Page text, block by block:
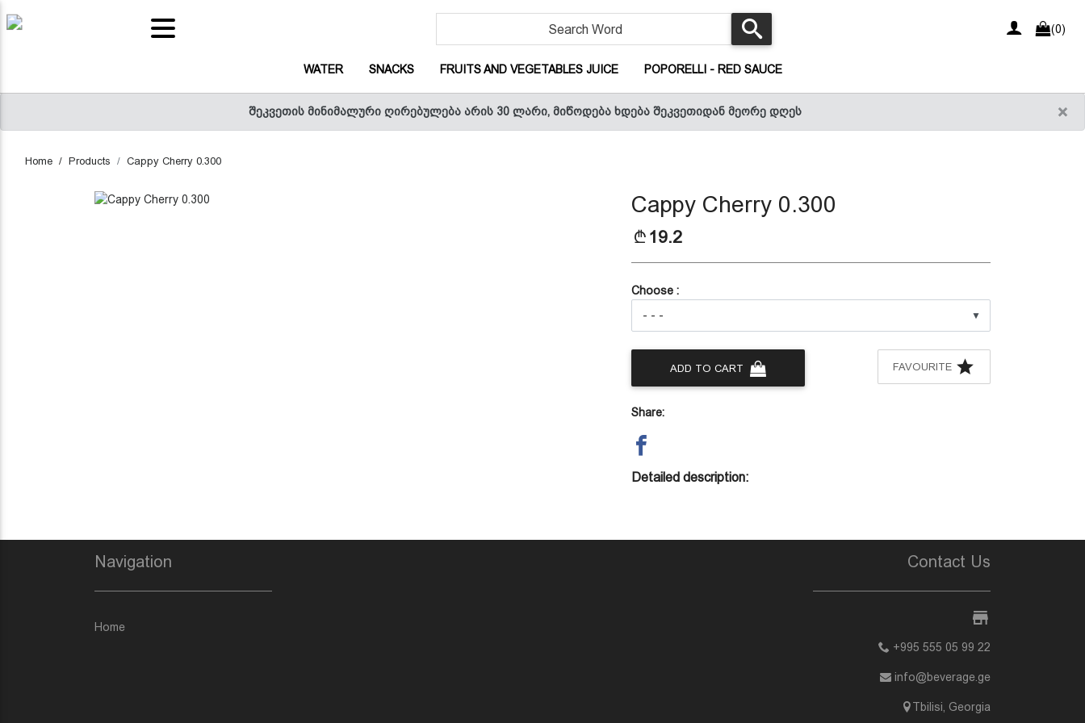
×
შეკვეთის მინიმალური ღირებულება არის 30 ლარი, მიწოდება ხდება შეკვეთიდან მეორე დღეს
FRUITS AND VEGETABLES JUICE
POPORELLI - RED SAUCE
(0)
WATER(CURRENT)
SNACKS(CURRENT)
FRUITS AND VEGETABLES JUICE(CURRENT)
POPORELLI - RED SAUCE(CURRENT)
Home Products Cappy Cherry 0.300
Cappy Cherry 0.300
19.2
Choose :
▼
ADD TO CART FAVOURITE
Share:
Detailed description:
Navigation
Home
Contact Us
+995 555 05 99 22
info@beverage.ge
Tbilisi, Georgia